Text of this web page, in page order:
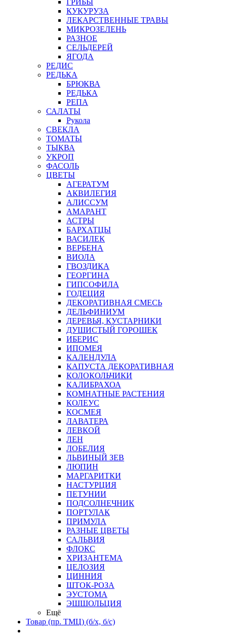
ГРИБЫ
КУКУРУЗА
ЛЕКАРСТВЕННЫЕ ТРАВЫ
МИКРОЗЕЛЕНЬ
РАЗНОЕ
СЕЛЬДЕРЕЙ
ЯГОДА
РЕДИС
РЕДЬКА
БРЮКВА
РЕДЬКА
РЕПА
САЛАТЫ
Рукола
СВЕКЛА
ТОМАТЫ
ТЫКВА
УКРОП
ФАСОЛЬ
ЦВЕТЫ
АГЕРАТУМ
АКВИЛЕГИЯ
АЛИССУМ
АМАРАНТ
АСТРЫ
БАРХАТЦЫ
ВАСИЛЕК
ВЕРБЕНА
ВИОЛА
ГВОЗДИКА
ГЕОРГИНА
ГИПСОФИЛА
ГОДЕЦИЯ
ДЕКОРАТИВНАЯ СМЕСЬ
ДЕЛЬФИНИУМ
ДЕРЕВЬЯ, КУСТАРНИКИ
ДУШИСТЫЙ ГОРОШЕК
ИБЕРИС
ИПОМЕЯ
КАЛЕНДУЛА
КАПУСТА ДЕКОРАТИВНАЯ
КОЛОКОЛЬЧИКИ
КАЛИБРАХОА
КОМНАТНЫЕ РАСТЕНИЯ
КОЛЕУС
КОСМЕЯ
ЛАВАТЕРА
ЛЕВКОЙ
ЛЕН
ЛОБЕЛИЯ
ЛЬВИНЫЙ ЗЕВ
ЛЮПИН
МАРГАРИТКИ
НАСТУРЦИЯ
ПЕТУНИИ
ПОДСОЛНЕЧНИК
ПОРТУЛАК
ПРИМУЛА
РАЗНЫЕ ЦВЕТЫ
САЛЬВИЯ
ФЛОКС
ХРИЗАНТЕМА
ЦЕЛОЗИЯ
ЦИННИЯ
ШТОК-РОЗА
ЭУСТОМА
ЭШШОЛЬЦИЯ
Ещё
Товар (пр. ТМЦ) (б/х, б/с)